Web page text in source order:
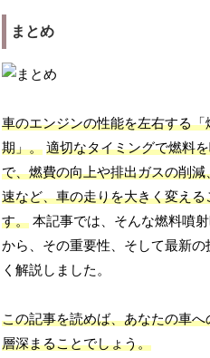
まとめ
車のエンジンの性能を左右する「
期」。 適切なタイミングで燃料
で、燃費の向上や排出ガスの削減
速など、車の走りを大きく変える
す。 本記事では、そんな燃料噴
から、その重要性、そして最新の
く解説しました。
この記事を読めば、あなたの車へ
層深まることでしょう。